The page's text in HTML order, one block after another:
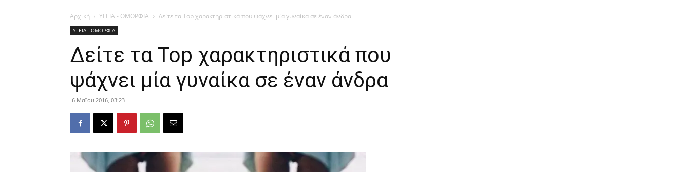
Αρχική ΥΓΕΙΑ - ΟΜΟΡΦΙΑ Δείτε τα Top χαρακτηριστικά που ψάχνει μία γυναίκα σε έναν άνδρα
ΥΓΕΙΑ - ΟΜΟΡΦΙΑ
Δείτε τα Top χαρακτηριστικά που
ψάχνει μία γυναίκα σε έναν άνδρα
6 Μαΐου 2016, 03:23